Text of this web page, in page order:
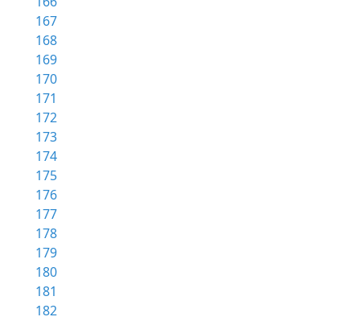
167
168
169
170
171
172
173
174
175
176
177
178
179
180
181
182